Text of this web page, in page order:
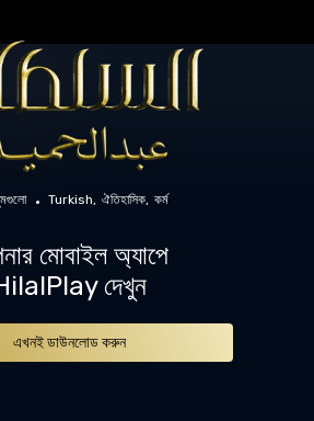
Turkish ঐতিহাসিক কর্ম
মোবাইল অ্যাপে
দেখুন
এখনই ডাউনলোড করুন